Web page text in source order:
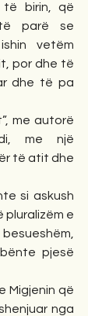
të birin, që
parë se
vetëm
por dhe të
dhe të pa
me autorë
me një
të atit dhe
si askush
pluralizëm e
pjesë
Migjenin që
nga